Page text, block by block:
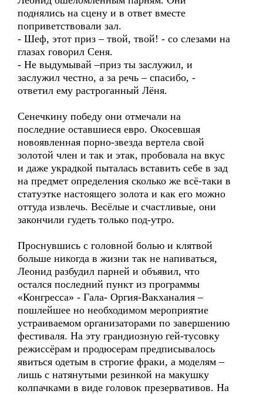
поднялись на сцену и в ответ вместе
поприветствовали зал.
- Шеф, этот приз – твой, твой! - со слезами на
глазах говорил Сеня.
- Не выдумывай –приз ты заслужил, и
заслужил честно, а за речь – спасибо, -
ответил ему растроганный Лёня.
Сенечкину победу они отмечали на
последние оставшиеся евро. Окосевшая
новоявленная порно-звезда вертела свой
золотой член и так и этак, пробовала на вкус
и даже украдкой пыталась вставить себе в зад
на предмет определения сколько же всё-таки в
статуэтке настоящего золота и как его можно
оттуда извлечь. Весёлые и счастливые, они
закончили гудеть только под-утро.
Проснувшись с головной болью и клятвой
больше никогда в жизни так не напиваться,
Леонид разбудил парней и объявил, что
остался последний пункт из программы
«Конгресса» - Гала- Оргия-Вакханалия –
пошлейшее но необходимом мероприятие
устраиваемом организаторами по завершению
фестиваля. На эту грандиозную гей-тусовку
режиссёрам и продюсерам предписывалось
явиться одетым в строгие фраки, а моделям –
лишь с натянутыми резинкой на макушку
колпачками в виде головок презервативов. На